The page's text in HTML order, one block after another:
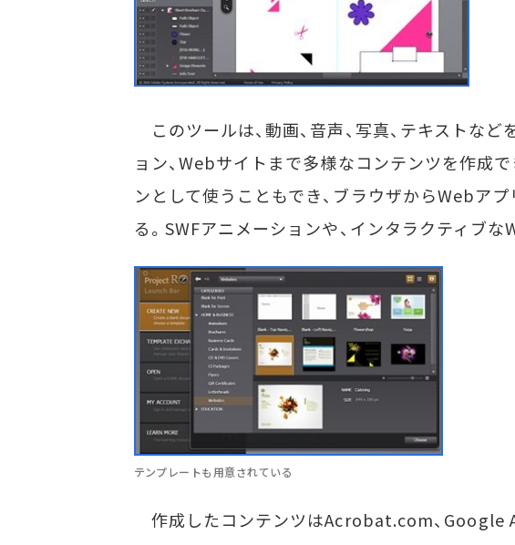
このツールは、動画、音声、写真、テキストな
ョン、Webサイトまで多様なコンテンツを作成
ンとして使うこともでき、ブラウザからWebア
る。SWFアニメーションや、インタラクティブ
テンプレートも用意されている
作成したコンテンツはAcrobat.com、Google